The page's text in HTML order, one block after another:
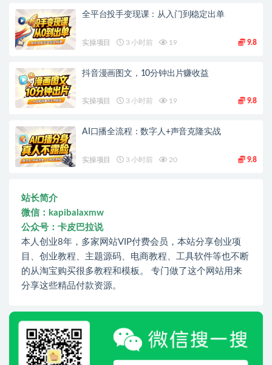
全平台投手变现课：从入门到稳定出单
实操项目 3 小时前 19 9.8
抖音漫画图文，10分钟出片赚收益
实操项目 3 小时前 19 9.8
AI口播全流程：数字人+声音克隆实战
实操项目 3 小时前 20 9.8
站长简介
微信：kapibalaxmw
公众号：卡皮巴拉说
本人创业8年，多家网站VIP付费会员，本站分享创业项
目、创业教程、主题源码、电商教程、工具软件等也不断
的从淘宝购买很多教程和模板。 专门做了这个网站用来
分享这些精品付款资源。